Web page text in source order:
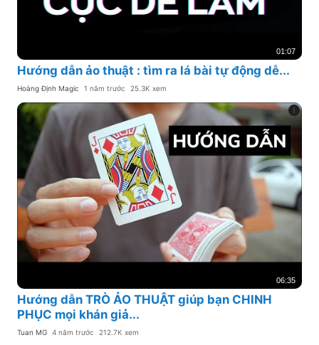
01:07
Hướng dẫn ảo thuật : tìm ra lá bài tự động dễ...
Hoàng Định Magic 1 năm trước 25.3K xem
06:35
Hướng dẫn TRÒ ẢO THUẬT giúp bạn CHINH
PHỤC mọi khán giả...
Tuan MG 4 năm trước 212.7K xem